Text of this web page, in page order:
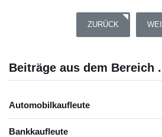
VORHERIGER
ZURÜCK
Beiträge aus dem Bereich
Automobilkaufleute
Bankkaufleute